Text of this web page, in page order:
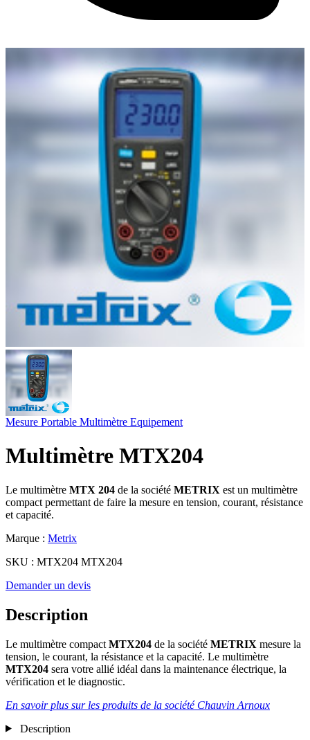
Mesure Portable Multimètre Equipement
Multimètre MTX204
Le multimètre MTX 204 de la société METRIX est un multimètre
compact permettant de faire la mesure en tension, courant, résistance
et capacité.
Marque : Metrix
SKU : MTX204 MTX204
Demander un devis
Description
Le multimètre compact MTX204 de la société METRIX mesure la
tension, le courant, la résistance et la capacité. Le multimètre
MTX204 sera votre allié idéal dans la maintenance électrique, la
vérification et le diagnostic.
En savoir plus sur les produits de la société Chauvin Arnoux
Description